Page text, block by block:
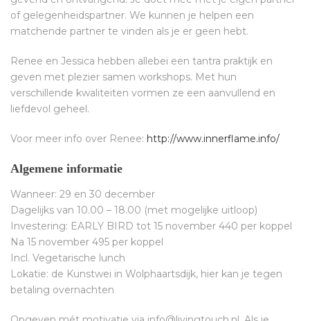
of gelegenheidspartner. We kunnen je helpen een
matchende partner te vinden als je er geen hebt.
Renee en Jessica hebben allebei een tantra praktijk en
geven met plezier samen workshops. Met hun
verschillende kwaliteiten vormen ze een aanvullend en
liefdevol geheel.
Voor meer info over Renee: http://www.innerflame.info/
Algemene informatie
Wanneer: 29 en 30 december
Dagelijks van 10.00 – 18.00 (met mogelijke uitloop)
Investering: EARLY BIRD tot 15 november 440 per koppel
Na 15 november 495 per koppel
Incl. Vegetarische lunch
Lokatie: de Kunstwei in Wolphaartsdijk, hier kan je tegen
betaling overnachten